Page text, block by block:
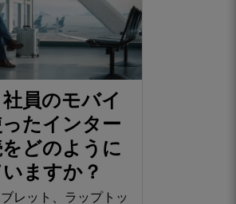
員のモバイ
たインター
どのように
ますか？​
レット、ラップトッ